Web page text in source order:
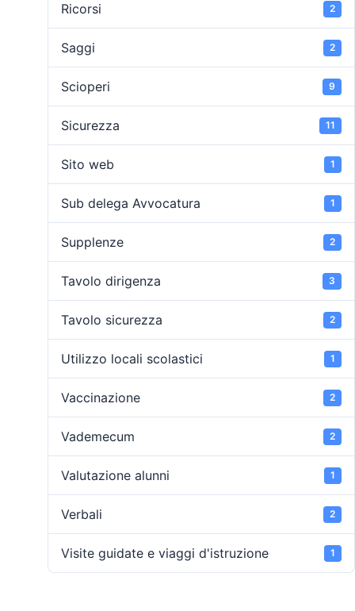
Ricorsi 2
Saggi 2
Scioperi 9
Sicurezza 11
Sito web 1
Sub delega Avvocatura 1
Supplenze 2
Tavolo dirigenza 3
Tavolo sicurezza 2
Utilizzo locali scolastici 1
Vaccinazione 2
Vademecum 2
Valutazione alunni 1
Verbali 2
Visite guidate e viaggi d'istruzione 1